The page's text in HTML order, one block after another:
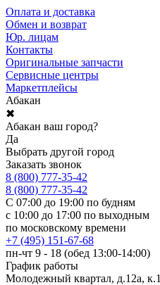
Оплата и доставка
Обмен и возврат
Юр. лицам
Контакты
Оригинальные запчасти
Сервисные центры
Маркетплейсы
Абакан
✖
Абакан ваш город?
Да
Выбрать другой город
Заказать звонок
8 (800) 777-35-42
8 (800) 777-35-42
С 07:00 до 19:00 по будням
с 10:00 до 17:00 по выходным
по московскому времени
+7 (495) 151-67-68
пн-чт 9 - 18 (обед 13:00-14:00)
График работы
Молодежный квартал, д.12а, к.1